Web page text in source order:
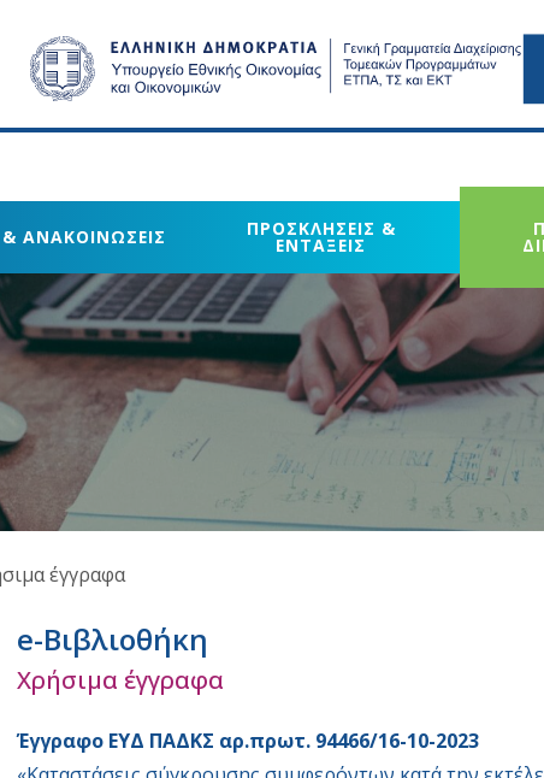
ΑΝΑΚΟΙΝΩΣΕΙΣ ΠΡΟΣΚΛΗΣΕΙΣ &
ΕΝΤΑΞΕΙΣ
έγγραφα
e-Βιβλιοθήκη
Χρήσιμα έγγραφα
Έγγραφο ΕΥΔ ΠΑΔΚΣ αρ.πρωτ. 94466/16-10-2023